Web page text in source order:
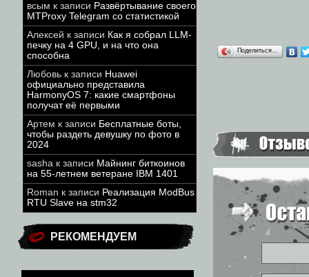
всым к записи Развёртывание своего
MTProxy Telegram со статистикой
Алексей к записи Как я собрал LLM-
печку на 4 GPU, и на что она
способна
Любовь к записи Huawei
официально представила
HarmonyOS 7: какие смартфоны
получат её первыми
Артем к записи Бесплатные боты,
чтобы раздеть девушку по фото в
2024
sasha к записи Майнинг биткоинов
на 55-летнем ветеране IBM 1401
Roman к записи Реализация ModBus
RTU Slave на stm32
РЕКОМЕНДУЕМ
Поделиться…